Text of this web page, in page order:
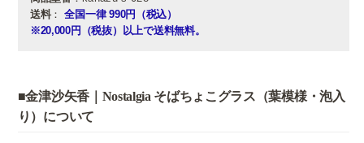
送料： 全国一律 990円（税込）
※20,000円（税抜）以上で送料無料。
■金津沙矢香｜Nostalgia そばちょこグラス（葉模様・泡入
り）について